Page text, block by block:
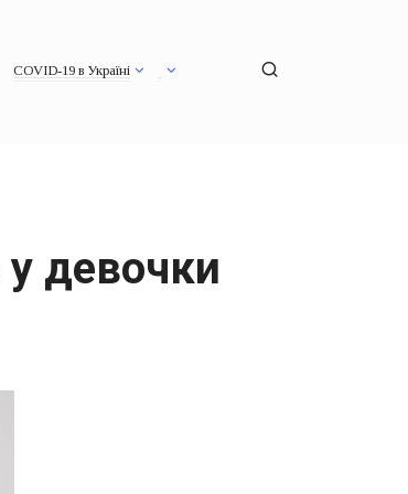
COVID-19 в Україні
девочки